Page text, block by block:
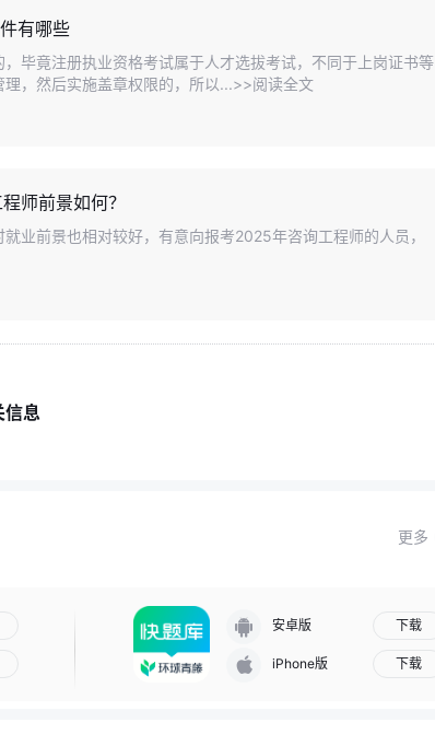
有哪些
毕竟注册执业资格考试属于人才选拔考试，不同于上岗证书等
，然后实施盖章权限的，所以...>>阅读全文
师前景如何？
业前景也相对较好，有意向报考2025年咨询工程师的人员，
信息
更多
安卓版 下载
iPhone版 下载